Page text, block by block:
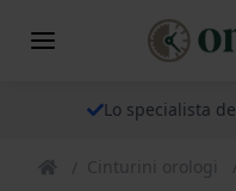
Lo specialista
Cinturini orologi